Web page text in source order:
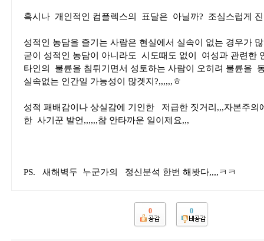
혹시나 개인적인 컴플렉스의 표달은 아닐까? 조심스럽게
성적인 농담을 즐기는 사람은 현실에서 실속이 없는 경우가
굳이 성적인 농담이 아니라도 시도때도 없이 여성과 관련한
타인의 불륜을 침튀기면서 성토하는 사람이 오히려 불륜을
실속없는 인간일 가능성이 많겟지?,,,,,,ㅎ
성적 패배감이나 상실감에 기인한 저급한 짓거리,,,자본주
한 사기꾼 발언,,,,,,참 안타까운 일이제요,,,
PS. 새해벽두 누군가의 정신분석 한번 해봣다,,,,ㅋㅋ
0 0